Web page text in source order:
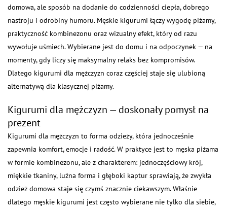
domowa, ale sposób na dodanie do codzienności ciepła, dobrego
nastroju i odrobiny humoru. Męskie kigurumi łączy wygodę piżamy,
praktyczność kombinezonu oraz wizualny efekt, który od razu
wywołuje uśmiech. Wybierane jest do domu i na odpoczynek — na
momenty, gdy liczy się maksymalny relaks bez kompromisów.
Dlatego kigurumi dla mężczyzn coraz częściej staje się ulubioną
alternatywą dla klasycznej piżamy.
Kigurumi dla mężczyzn — doskonały pomysł na
prezent
Kigurumi dla mężczyzn to forma odzieży, która jednocześnie
zapewnia komfort, emocje i radość. W praktyce jest to męska piżama
w formie kombinezonu, ale z charakterem: jednoczęściowy krój,
miękkie tkaniny, luźna forma i głęboki kaptur sprawiają, że zwykła
odzież domowa staje się czymś znacznie ciekawszym. Właśnie
dlatego męskie kigurumi jest często wybierane nie tylko dla siebie,